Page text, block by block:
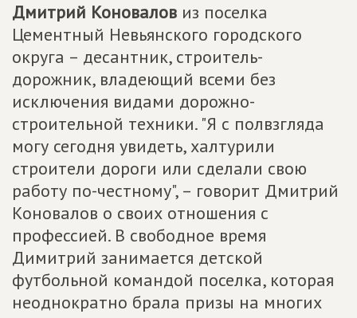
Дмитрий Коновалов из поселка
Цементный Невьянского городского
округа – десантник, строитель-
дорожник, владеющий всеми без
исключения видами дорожно-
строительной техники. "Я с полвзгляда
могу сегодня увидеть, халтурили
строители дороги или сделали свою
работу по-честному", – говорит Дмитрий
Коновалов о своих отношения с
профессией. В свободное время
Димитрий занимается детской
футбольной командой поселка, которая
неоднократно брала призы на многих